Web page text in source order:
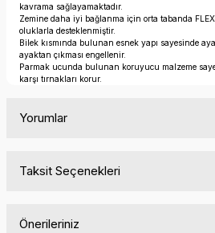
kavrama sağlayamaktadır.
Zemine daha iyi bağlanma için orta tabanda
oluklarla desteklenmiştir.
Bilek kısmında bulunan esnek yapı sayesinde
ayaktan çıkması engellenir.
Parmak ucunda bulunan koruyucu malzeme
karşı tırnakları korur.
Yorumlar
Taksit Seçenekleri
Önerileriniz